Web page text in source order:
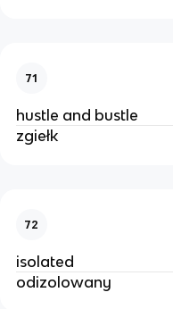
71
hustle and bustle
zgiełk
72
isolated
odizolowany